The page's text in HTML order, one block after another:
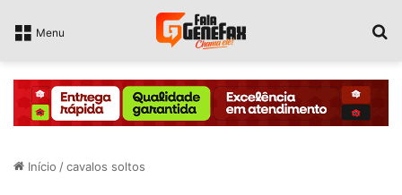
Menu
Início /cavalos soltos